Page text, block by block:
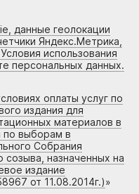
данные геолокации
Яндекс.Метрика,
использования
персональных данных.
оплаты услуг по
издания для
материалов в
по выборам в
Собрания
назначенных на
издание
от 11.08.2014г.)»